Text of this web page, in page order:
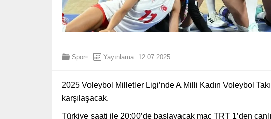
Spor Yayınlama: 12.07.2025
2025 Voleybol Milletler Ligi’nde A Milli Kadın Voleybol
karşılaşacak.
Türkiye saati ile 20:00’de başlayacak maç TRT 1’den